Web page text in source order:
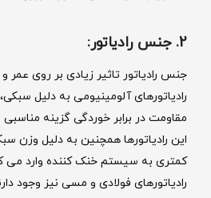
2. جنس رادیاتور:
جنس رادیاتور تاثیر زیادی بر روی عمر و
رادیاتورهای آلومینیومی به دلیل سبکی،
مقاومت در برابر خوردگی گزینه
این رادیاتورها همچنین به دلیل وزن
کمتری به سیستم خنک‌ کننده وارد می
رادیاتورهای فولادی و مسی نیز وجود